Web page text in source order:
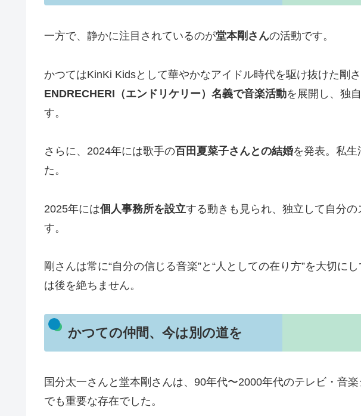
一方で、静かに注目されているのが堂本剛さんの活動です。
かつてはKinKi Kidsとして華やかなアイドル時代を駆け抜けた剛
ENDRECHERI（エンドリケリー）名義で音楽活動を展開し、独
す。
さらに、2024年には歌手の百田夏菜子さんとの結婚を発表。私生
た。
2025年には個人事務所を設立する動きも見られ、独立して自分
す。
剛さんは常に“自分の信じる音楽”と“人としての在り方”を大切に
は後を絶ちません。
かつての仲間、今は別の道を
国分太一さんと堂本剛さんは、90年代〜2000年代のテレビ・音
でも重要な存在でした。